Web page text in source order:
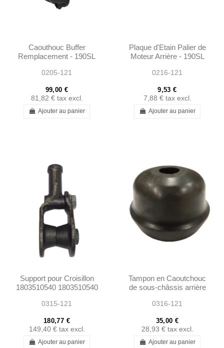
Caouthouc Buffer
Remplacement - 190SL
0205-121
99,00 €
81,82 € tax excl.
Ajouter au panier
Plaque d'Etain Palier de
Moteur Arrière - 190SL
0216-121
9,53 €
7,88 € tax excl.
Ajouter au panier
Support pour Croisillon
1803510540 1803510540
250SE
0315-121
180,77 €
149,40 € tax excl.
Ajouter au panier
Tampon en Caoutchouc
de sous-châssis arrière
1803330465
0316-121
35,00 €
28,93 € tax excl.
Ajouter au panier